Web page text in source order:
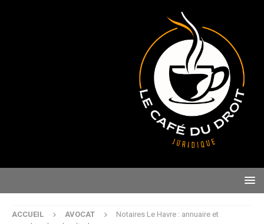
ACCUEIL AVOCAT
Notaires Le Havre : annuaire et